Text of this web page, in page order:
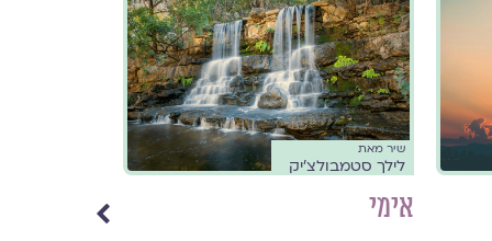
שיר מאת
לילך סטמבולצ'יק
אימי אבי